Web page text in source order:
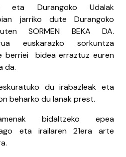
eta Durangoko Udalak
jarriko dute Durangoko
SORMEN BEKA DA.
euskarazko sorkuntza
berriei bidea erraztuz euren
da.
du irabazleak eta
beharko du lanak prest.
bidaltzeko epea
eta irailaren 21era arte